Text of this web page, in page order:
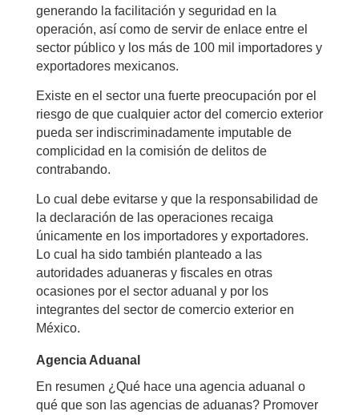
generando la facilitación y seguridad en la
operación, así como de servir de enlace entre el
sector público y los más de 100 mil importadores y
exportadores mexicanos.
Existe en el sector una fuerte preocupación por el
riesgo de que cualquier actor del comercio exterior
pueda ser indiscriminadamente imputable de
complicidad en la comisión de delitos de
contrabando.
Lo cual debe evitarse y que la responsabilidad de
la declaración de las operaciones recaiga
únicamente en los importadores y exportadores.
Lo cual ha sido también planteado a las
autoridades aduaneras y fiscales en otras
ocasiones por el sector aduanal y por los
integrantes del sector de comercio exterior en
México.
Agencia Aduanal
En resumen ¿Qué hace una agencia aduanal o
qué que son las agencias de aduanas? Promover